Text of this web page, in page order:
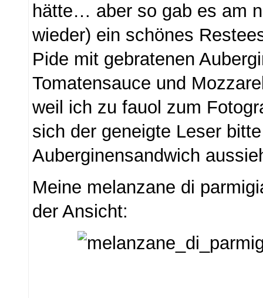
hätte… aber so gab es am
wieder) ein schönes
Pide mit gebratenen
Tomatensauce und
weil ich zu fauol zum
sich der geneigte Leser
Auberginensandwich
Meine melanzane di
der Ansicht: